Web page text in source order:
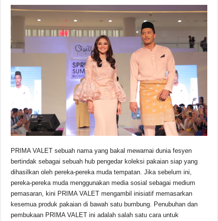
PRIMA VALET sebuah nama yang bakal mewarnai dunia fesyen
bertindak sebagai sebuah hub pengedar koleksi pakaian siap yang
dihasilkan oleh pereka-pereka muda tempatan. Jika sebelum ini,
pereka-pereka muda menggunakan media sosial sebagai medium
pemasaran, kini PRIMA VALET mengambil inisiatif memasarkan
kesemua produk pakaian di bawah satu bumbung. Penubuhan dan
pembukaan PRIMA VALET ini adalah salah satu cara untuk